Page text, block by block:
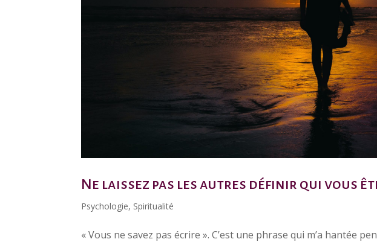
Ne laissez pas les autres définir qui vous
Psychologie, Spiritualité
« Vous ne savez pas écrire ». C’est une phrase qui m’a hantée